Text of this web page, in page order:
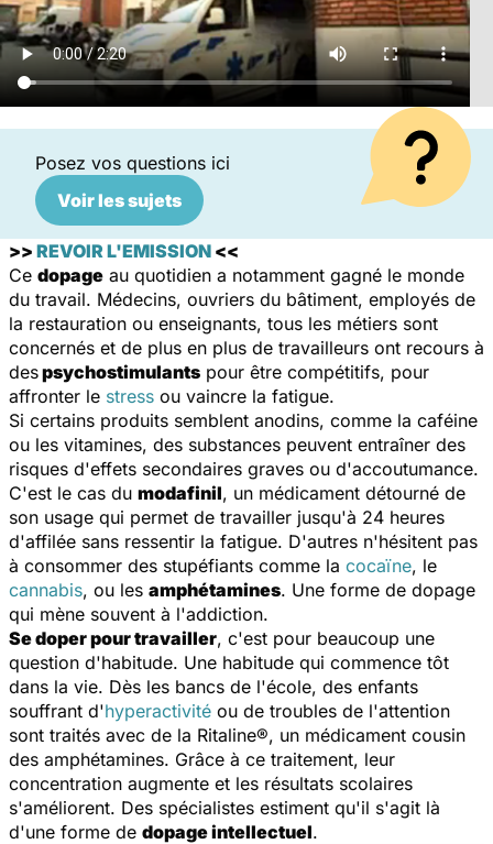
Posez vos questions ici
Voir les sujets
>> REVOIR L'EMISSION <<
Ce dopage au quotidien a notamment gagné le monde
du travail. Médecins, ouvriers du bâtiment, employés de
la restauration ou enseignants, tous les métiers sont
concernés et de plus en plus de travailleurs ont recours à
despsychostimulants pour être compétitifs, pour
affronter le stress ou vaincre la fatigue.
Si certains produits semblent anodins, comme la caféine
ou les vitamines, des substances peuvent entraîner des
risques d'effets secondaires graves ou d'accoutumance.
C'est le cas du modafinil, un médicament détourné de
son usage qui permet de travailler jusqu'à 24 heures
d'affilée sans ressentir la fatigue. D'autres n'hésitent pas
à consommer des stupéfiants comme la cocaïne, le
cannabis, ou les amphétamines. Une forme de dopage
qui mène souvent à l'addiction.
Se doper pour travailler, c'est pour beaucoup une
question d'habitude. Une habitude qui commence tôt
dans la vie. Dès les bancs de l'école, des enfants
souffrant d'hyperactivité ou de troubles de l'attention
sont traités avec de la Ritaline®, un médicament cousin
des amphétamines. Grâce à ce traitement, leur
concentration augmente et les résultats scolaires
s'améliorent. Des spécialistes estiment qu'il s'agit là
d'une forme de dopage intellectuel.